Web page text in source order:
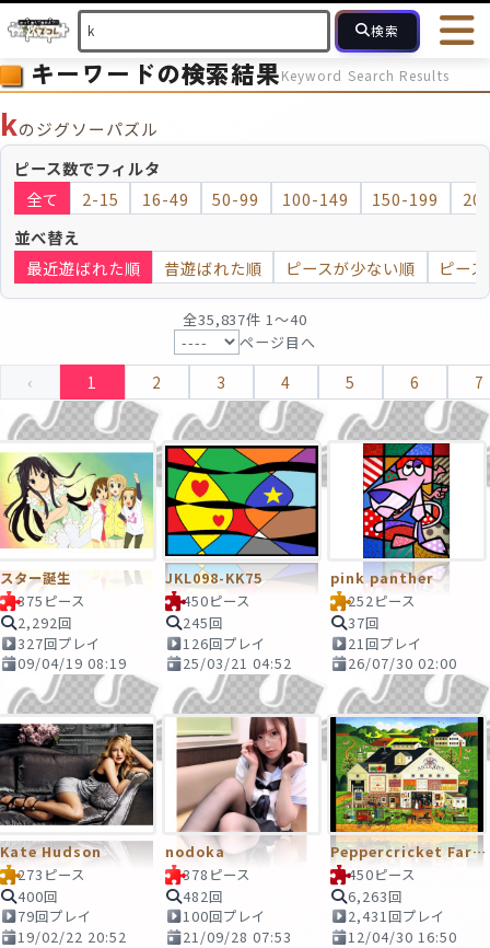
検索
HOME 会員登録
ログイン
最近投稿され
ピース数 2～15 16～49 50～99 100
モザイク モザイクのみ
キーワードの検索結果Keyword Search Results
kのジグソーパズル
ピース数でフィルタ
全て
2-15 16-49 50-99 100-149 150-199
並べ替え
最近遊ばれた順
昔遊ばれた順 ピースが少ない順 ピー
全35,837件 1〜40
ページ目へ
‹ 1 2 3 4 5 6 7
スター誕生
375ピース
2,292回
327回プレイ
09/04/19 08:19
JKL098-KK75
450ピース
245回
126回プレイ
25/03/21 04:52
pink panther
252ピース
37回
21回プレイ
26/07/30 02:00
Kate Hudson
273ピース
400回
79回プレイ
19/02/22 20:52
nodoka
378ピース
482回
100回プレイ
21/09/28 07:53
Peppercricket Farms
450ピース
6,263回
2,431回プレイ
12/04/30 16:50